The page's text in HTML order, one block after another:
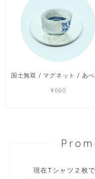
¥660
現在Tシャツ２枚